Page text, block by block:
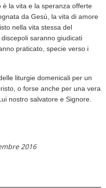
è la vita e la speranza offerte
da Gesù , la vita di amore
nella vita stessa del
saranno giudicati
praticato, specie verso i
liturgie domenicali per un
o forse anche per una vera
nostro salvatore e Signore.
2016